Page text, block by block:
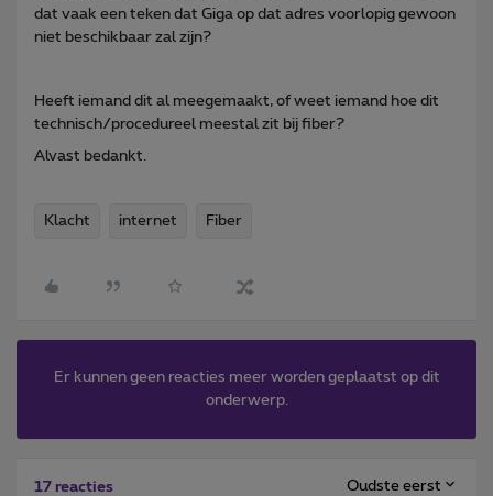
dat vaak een teken dat Giga op dat adres voorlopig gewoon
niet beschikbaar zal zijn?
Heeft iemand dit al meegemaakt, of weet iemand hoe dit
technisch/procedureel meestal zit bij fiber?
Alvast bedankt.
Klacht internet Fiber
Er kunnen geen reacties meer worden geplaatst op dit
onderwerp.
17 reacties Oudste eerst